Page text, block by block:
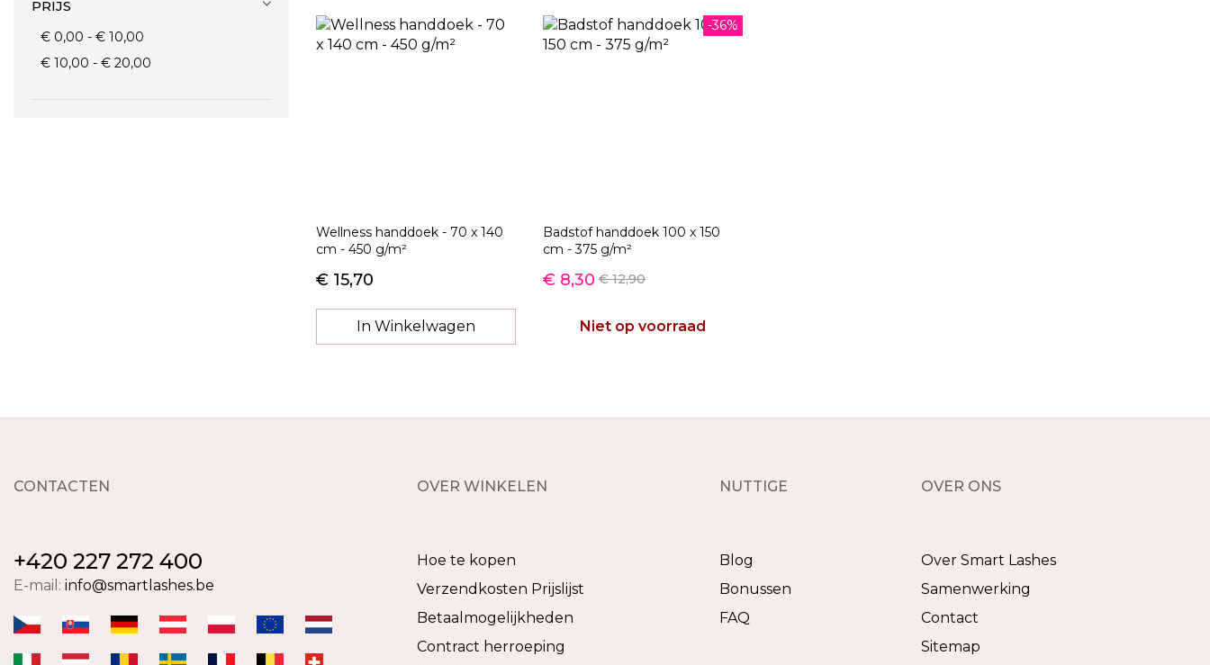
sorteren
Wellness handdoek - 70 x 140
cm - 450 g/m²
€ 15,70
In Winkelwagen
-36%
Badstof handdoek 100 x 150
cm - 375 g/m²
€ 8,30 € 12,90
Niet op voorraad
PRIJS
€ 0,00 - € 10,00
€ 10,00 - € 20,00
CONTACTEN
+420 227 272 400
E-mail: info@smartlashes.be
OVER WINKELEN
Hoe te kopen
Verzendkosten Prijslijst
Betaalmogelijkheden
Contract herroeping
NUTTIGE
Blog
Bonussen
FAQ
OVER ONS
Over Smart Lashes
Samenwerking
Contact
Sitemap